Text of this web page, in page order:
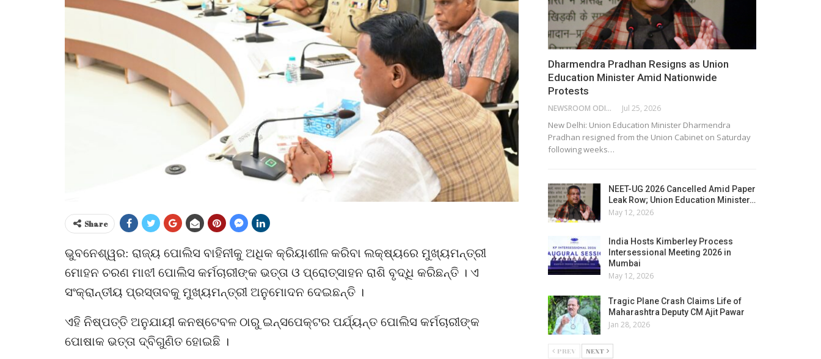
Share
ଭୁବନେଶ୍ୱର: ରାଜ୍ୟ ପୋଲିସ ବାହିନୀକୁ ଅଧିକ କ୍ରିୟାଶୀଳ କରିବା ଲକ୍ଷ୍ୟରେ ମୁଖ୍ୟମନ୍ତ୍ରୀ
ମୋହନ ଚରଣ ମାଝୀ ପୋଲିସ କର୍ମଚାରୀଙ୍କ ଭତ୍ତା ଓ ପ୍ରୋତ୍ସାହନ ରାଶି ବୃଦ୍ଧି କରିଛନ୍ତି । ଏ
ସଂକ୍ରାନ୍ତୀୟ ପ୍ରସ୍ତାବକୁ ମୁଖ୍ୟମନ୍ତ୍ରୀ ଅନୁମୋଦନ ଦେଇଛନ୍ତି ।
ଏହି ନିଷ୍ପତ୍ତି ଅନୁଯାୟୀ କନଷ୍ଟେବଳ ଠାରୁ ଇନ୍‌ସପେକ୍ଟର ପର୍ଯ୍ୟନ୍ତ ପୋଲିସ କର୍ମଚାରୀଙ୍କ
ପୋଷାକ ଭତ୍ତା ଦ୍ବିଗୁଣିତ ହୋଇଛି ।
Dharmendra Pradhan Resigns as Union
Education Minister Amid Nationwide
Protests
NEWSROOM ODISHA NETWORK Jul 25, 2026
New Delhi: Union Education Minister Dharmendra
Pradhan resigned from the Union Cabinet on Saturday
following weeks…
NEET-UG 2026 Cancelled Amid Paper
Leak Row; Union Education Minister…
May 12, 2026
India Hosts Kimberley Process
Intersessional Meeting 2026 in
Mumbai
May 12, 2026
Tragic Plane Crash Claims Life of
Maharashtra Deputy CM Ajit Pawar
Jan 28, 2026
PREV NEXT